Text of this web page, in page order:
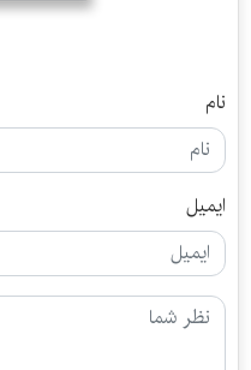
نام
ایمیل